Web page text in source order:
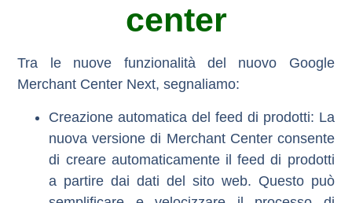
center
Tra le nuove funzionalità del nuovo Google
Merchant Center Next, segnaliamo:
Creazione automatica del feed di prodotti: La
nuova versione di Merchant Center consente
di creare automaticamente il feed di prodotti
a partire dai dati del sito web. Questo può